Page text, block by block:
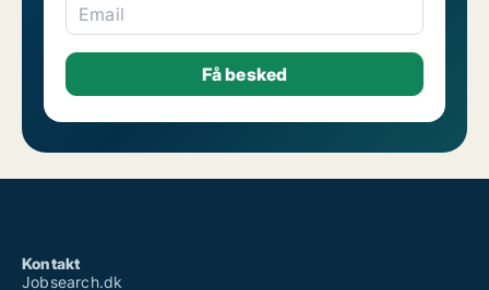
Email
Kontakt
Jobsearch.dk